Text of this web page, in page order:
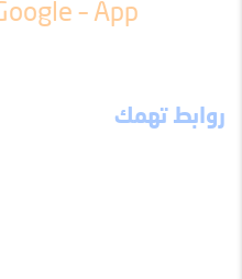
روابط تهمك